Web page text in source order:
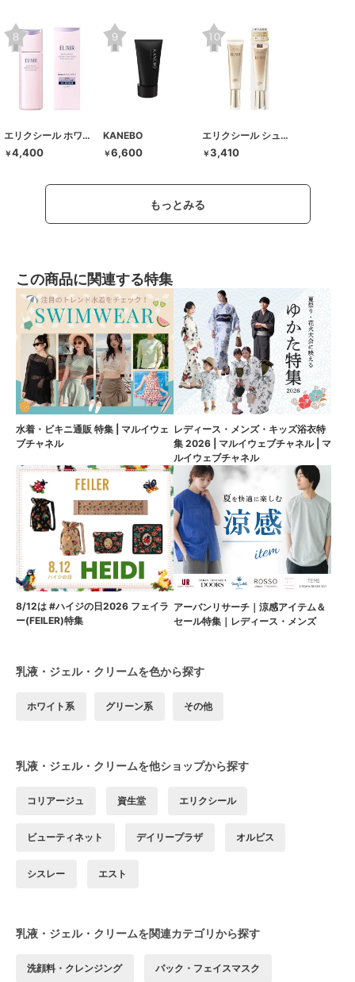
エリクシール ホワイト
￥4,400
KANEBO
￥6,600
エリクシール シュペリエル
￥3,410
もっとみる
この商品に関連する特集
水着・ビキニ通販 特集 | マルイウェ
ブチャネル
レディース・メンズ・キッズ浴衣特
集 2026 | マルイウェブチャネル | マ
ルイウェブチャネル
8/12は #ハイジの日2026 フェイラ
ー(FEILER)特集
アーバンリサーチ｜涼感アイテム＆
セール特集｜レディース・メンズ
乳液・ジェル・クリームを色から探す
ホワイト系 グリーン系 その他
乳液・ジェル・クリームを他ショップから探す
コリアージュ 資生堂 エリクシール
ビューティネット デイリープラザ オルビス
シスレー エスト
乳液・ジェル・クリームを関連カテゴリから探す
洗顔料・クレンジング パック・フェイスマスク